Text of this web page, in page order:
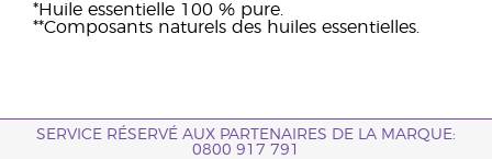
*Huile essentielle 100 % pure.
**Composants naturels des huiles essentielles.
SERVICE RÉSERVÉ AUX PARTENAIRES DE LA MARQUE:
0800 917 791